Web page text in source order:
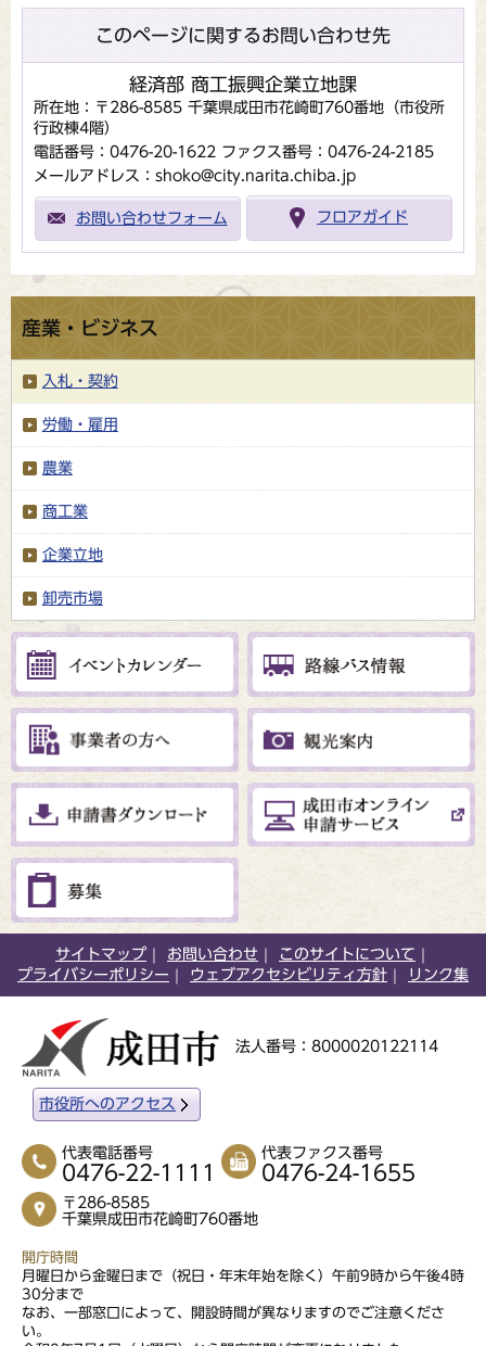
このページに関するお問い合わせ先
経済部 商工振興企業立地課
所在地：〒286-8585 千葉県成田市花崎町760番地（市役所
行政棟4階）
電話番号：0476-20-1622 ファクス番号：0476-24-2185
メールアドレス：shoko@city.narita.chiba.jp
お問い合わせフォーム フロアガイド
産業・ビジネス
入札・契約
労働・雇用
農業
商工業
企業立地
卸売市場
サイトマップ お問い合わせ
このサイトについて
プライバシーポリシー
ウェブアクセシビリティ方針 リンク集
法人番号：8000020122114
市役所へのアクセス
代表電話番号
0476-22-1111
代表ファクス番号
0476-24-1655
〒286-8585
千葉県成田市花崎町760番地
開庁時間
月曜日から金曜日まで（祝日・年末年始を除く）午前9時から午後4時
30分まで
なお、一部窓口によって、開設時間が異なりますのでご注意くださ
い。